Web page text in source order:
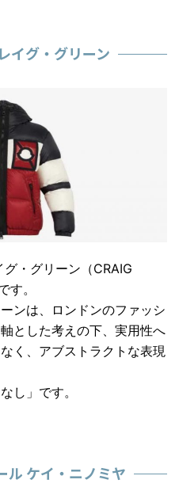
イグ・グリーン
・グリーン（CRAIG
す。
ンは、ロンドンのファッシ
とした考えの下、実用性へ
く、アブストラクトな表現
し 」です。
ル ケイ・ニノミヤ